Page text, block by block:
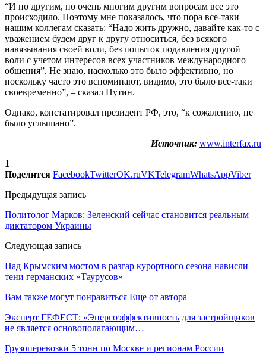
“И по другим, по очень многим другим вопросам все это
происходило. Поэтому мне показалось, что пора все-таки
нашим коллегам сказать: “Надо жить дружно, давайте как-то с
уважением будем друг к другу относиться, без всякого
навязывания своей воли, без попыток подавления другой
воли с учетом интересов всех участников международного
общения”. Не знаю, насколько это было эффективно, но
поскольку часто это вспоминают, видимо, это было все-таки
своевременно”, – сказал Путин.
Однако, констатировал президент РФ, это, “к сожалению, не
было услышано”.
Источник: www.interfax.ru
1
Поделится FacebookTwitterOK.ruVKTelegramWhatsAppViber
Предыдущая запись
Политолог Марков: Зеленский сейчас становится реальным
диктатором Украины
Следующая запись
Над Крымским мостом в разгар курортного сезона нависли
тени германских «Таурусов»
Вам также могут понравиться Еще от автора
Эксперт ГЕФЕСТ: «Энергоэффективность для застройщиков
не является основополагающим…
Грузоперевозки 5 тонн по Москве и регионам России